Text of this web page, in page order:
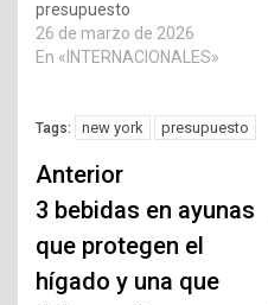
presupuesto
26 de marzo de 2026
En «INTERNACIONALES»
Tags: new york presupuesto
Navegación
de
entradas
Anterior
3 bebidas en ayunas
que protegen el
hígado y una que